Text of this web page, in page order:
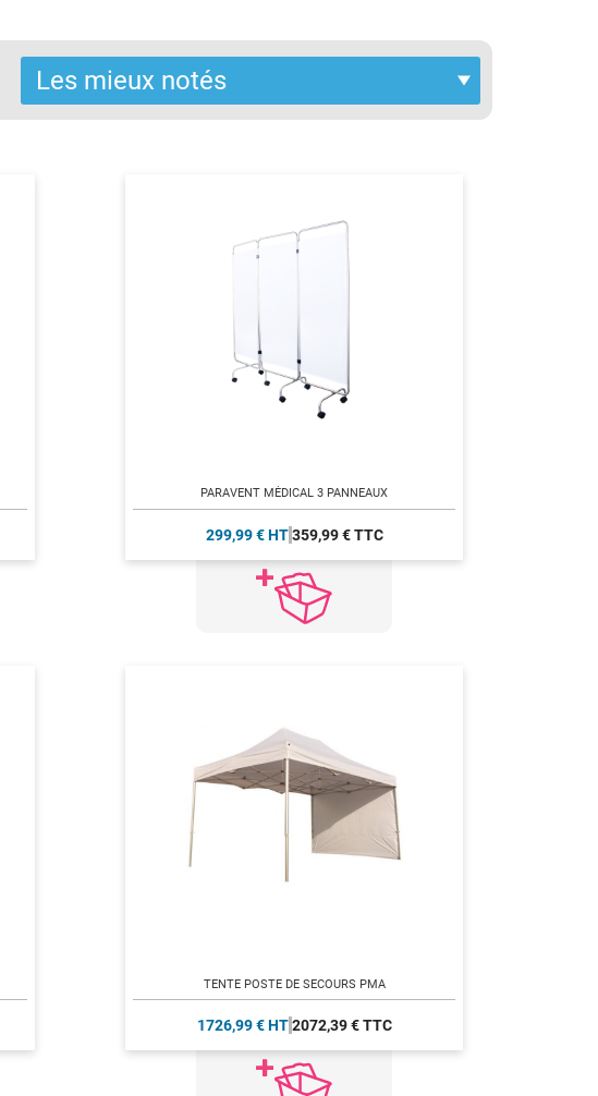
PARAVENT MÉDICAL 3 PANNEAUX
299,99 € HT359,99 € TTC
TENTE POSTE DE SECOURS PMA
1726,99 € HT2072,39 € TTC